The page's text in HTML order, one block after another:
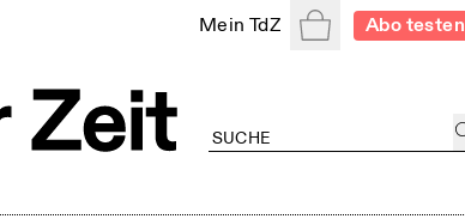
Mein TdZ WarenkorbAbo testen